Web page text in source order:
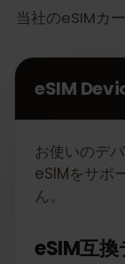
当社のeSIMカ
eSIM
お使いのデ
eSIMをサポ
ん。
eSIM互